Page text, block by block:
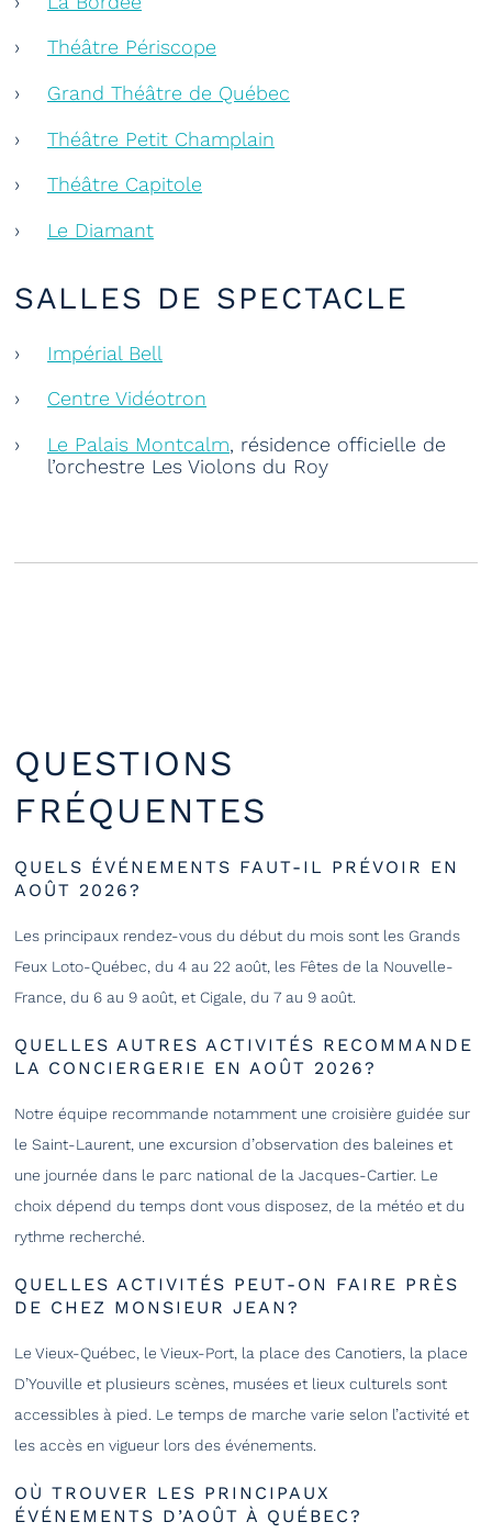
Théâtre Périscope
Grand Théâtre de Québec
Théâtre Petit Champlain
Théâtre Capitole
Le Diamant
SALLES DE SPECTACLE
Impérial Bell
Centre Vidéotron
Le Palais Montcalm, résidence officielle de
l’orchestre Les Violons du Roy
QUESTIONS
FRÉQUENTES
QUELS ÉVÉNEMENTS FAUT-IL PRÉVOIR EN
AOÛT 2026?
Les principaux rendez-vous du début du mois sont les Grands
Feux Loto-Québec, du 4 au 22 août, les Fêtes de la Nouvelle-
France, du 6 au 9 août, et Cigale, du 7 au 9 août.
QUELLES AUTRES ACTIVITÉS RECOMMANDE
LA CONCIERGERIE EN AOÛT 2026?
Notre équipe recommande notamment une croisière guidée sur
le Saint-Laurent, une excursion d’observation des baleines et
une journée dans le parc national de la Jacques-Cartier. Le
choix dépend du temps dont vous disposez, de la météo et du
rythme recherché.
QUELLES ACTIVITÉS PEUT-ON FAIRE PRÈS
DE CHEZ MONSIEUR JEAN?
Le Vieux-Québec, le Vieux-Port, la place des Canotiers, la place
D’Youville et plusieurs scènes, musées et lieux culturels sont
accessibles à pied. Le temps de marche varie selon l’activité et
les accès en vigueur lors des événements.
OÙ TROUVER LES PRINCIPAUX
ÉVÉNEMENTS D’AOÛT À QUÉBEC?